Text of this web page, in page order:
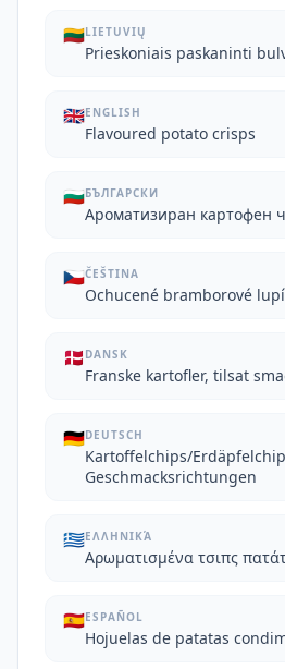
🇱🇹LIETUVIŲ
Prieskoniais paskaninti
🇬🇧ENGLISH
Flavoured potato crisps
🇧🇬БЪЛГАРСКИ
Ароматизиран картофен
🇨🇿ČEŠTINA
Ochucené bramborové
🇩🇰 DANSK
Franske kartofler, tilsat
🇩🇪DEUTSCH
Kartoffelchips/
Geschmacksrichtungen
🇬🇷ΕΛΛΗΝΙΚΆ
Αρωματισμένα τσιπς
🇪🇸ESPAÑOL
Hojuelas de patatas